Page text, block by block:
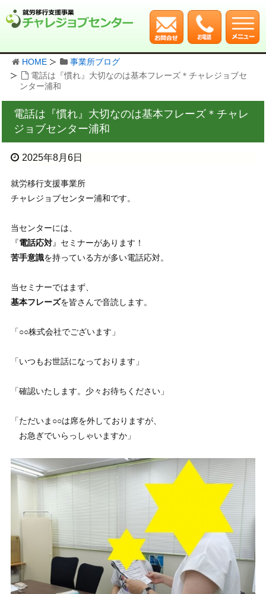
HOME
事業所ブログ
電話は『慣れ』大切なのは基本フレーズ＊チャレジョブセ
ンター浦和
電話は『慣れ』大切なのは基本フレーズ＊チャレ
ジョブセンター浦和
2025年8月6日
就労移行支援事業所
チャレジョブセンター浦和です。
当センターには、
『電話応対』セミナーがあります！
苦手意識を持っている方が多い電話応対。
当セミナーではまず、
基本フレーズを皆さんで音読します。
「○○株式会社でございます」
「いつもお世話になっております」
「確認いたします。少々お待ちください」
「ただいま○○は席を外しておりますが、
お急ぎでいらっしゃいますか」